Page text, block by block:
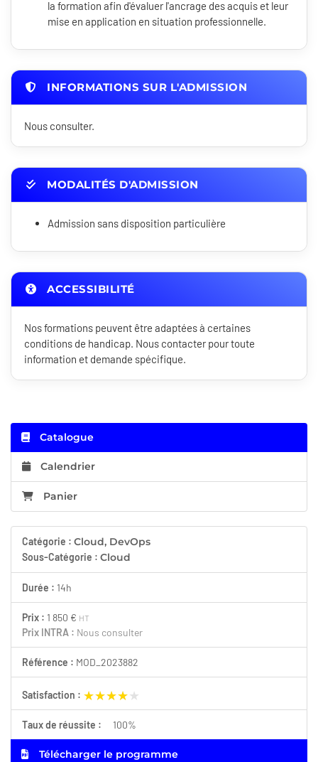
la formation afin d'évaluer l'ancrage des acquis et leur
mise en application en situation professionnelle.
INFORMATIONS SUR L'ADMISSION
Nous consulter.
MODALITÉS D'ADMISSION
Admission sans disposition particulière
ACCESSIBILITÉ
Nos formations peuvent être adaptées à certaines
conditions de handicap. Nous contacter pour toute
information et demande spécifique.
Catalogue
Calendrier
Panier
Catégorie : Cloud, DevOps
Sous-Catégorie : Cloud
Durée : 14h
Prix : 1 850 € HT
Prix INTRA : Nous consulter
Référence : MOD_2023882
Satisfaction : ★★★★★
★★★★★
Taux de réussite : 100%
Télécharger le programme